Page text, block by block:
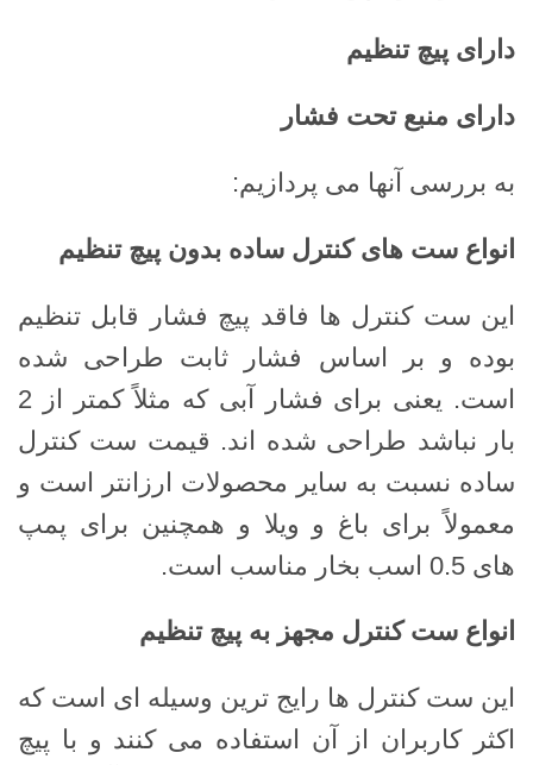
دارای پیچ تنظیم
دارای منبع تحت فشار
به بررسی آنها می پردازیم:
انواع ست های کنترل ساده بدون پیچ تنظیم
این ست کنترل ها فاقد پیچ ​​فشار قابل تنظیم
بوده و بر اساس فشار ثابت طراحی شده
است. یعنی برای فشار آبی که مثلاً کمتر از 2
بار نباشد طراحی شده اند. قیمت ست کنترل
ساده نسبت به سایر محصولات ارزانتر است و
معمولاً برای باغ و ویلا و همچنین برای پمپ
های 0.5 اسب بخار مناسب است.
انواع ست کنترل مجهز به پیچ تنظیم
این ست کنترل ها رایج ترین وسیله ای است که
اکثر کاربران از آن استفاده می کنند و با پیچ